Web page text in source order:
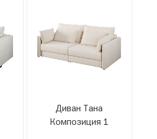
Диван Тана
Композиция 1